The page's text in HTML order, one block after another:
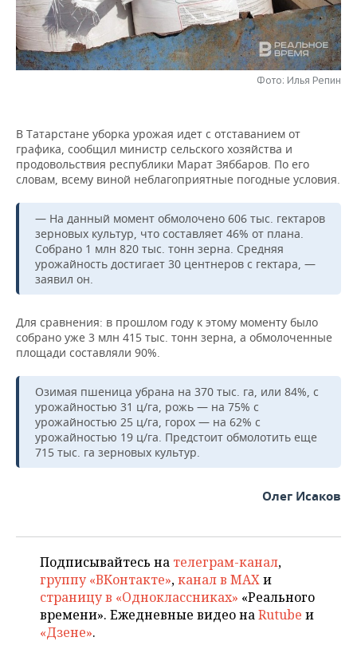
НЕФТЕХИМИЯ
НЕФТЬ
РОЗНИЧНАЯ ТОРГОВЛЯ
ТРАНСПОРТ
НОВОСТИ ТЕХНОЛОГИЙ
IT
ТЕЛЕКОММУНИКАЦИИ
МЕРОПРИЯТИЯ
НОВОСТИ МЕРОПРИЯТИЙ
БИЗНЕС-БРАНЧИ
ONLINE-КОНФЕРЕНЦИИ
ОТКРЫТАЯ ЛЕКЦИЯ
СПОРТ
ФУТБОЛ
ХОККЕЙ
БАСКЕТБОЛ
ВОЛЕЙБОЛ
КИБЕРСПОРТ
ФИГУРНОЕ КАТАНИЕ
ВОДНЫЕ ВИДЫ СПОРТА
ХОККЕЙ С МЯЧОМ
НОВОСТИ ОБЩЕСТВА
ВЛАСТЬ
ИНФРАСТРУКТУРА
ИСТОРИЯ
КУЛЬТУРА
МЕДИЦИНА
ОБРАЗОВАНИЕ
ПРОИСШЕСТВИЯ
ФОТОГАЛЕРЕЯ
СЮЖЕТЫ
СПРАВОЧНИК
СПИСОК ПЕРСОН
СПИСОК КОМПАНИЙ
ПОЛНАЯ ВЕРСИЯ
Фото: Илья Репин
В Татарстане уборка урожая идет с отставанием от
графика, сообщил министр сельского хозяйства и
продовольствия республики Марат Зяббаров. По его
словам, всему виной неблагоприятные погодные условия.
— На данный момент обмолочено 606 тыс. гектаров
зерновых культур, что составляет 46% от плана.
Собрано 1 млн 820 тыс. тонн зерна. Средняя
урожайность достигает 30 центнеров с гектара, —
заявил он.
Для сравнения: в прошлом году к этому моменту было
собрано уже 3 млн 415 тыс. тонн зерна, а обмолоченные
площади составляли 90%.
Озимая пшеница убрана на 370 тыс. га, или 84%, с
урожайностью 31 ц/га, рожь — на 75% с
урожайностью 25 ц/га, горох — на 62% с
урожайностью 19 ц/га. Предстоит обмолотить еще
715 тыс. га зерновых культур.
Олег Исаков
Подписывайтесь на телеграм-канал,
группу «ВКонтакте»,канал в MAXи
страницу в «Одноклассниках» «Реального
времени». Ежедневные видео наRutube и
«Дзене».